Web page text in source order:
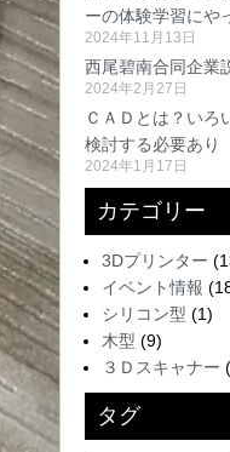
ーの体験学習に
2024年11月13日
西尾碧南合同企
2024年2月27日
ＣＡＤとは？いろ
検討する必要あり
2024年1月17日
カテゴリー
3Dプリンター
イベント情報
シリコン型 (1)
木型 (9)
３Ｄスキャナー
タグ